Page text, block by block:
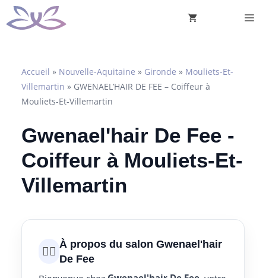
Aller
au
Accueil » Nouvelle-Aquitaine » Gironde » Mouliets-Et-
Villemartin » GWENAEL’HAIR DE FEE – Coiffeur à
Mouliets-Et-Villemartin
Gwenael'hair De Fee -
Coiffeur à Mouliets-Et-
Villemartin
💇‍♀️ À propos du salon Gwenael'hair
De Fee